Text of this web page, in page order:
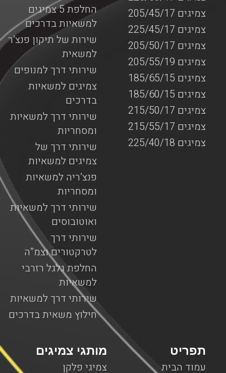
החלפת 5 צמיגים
למשאיות בדרכים
שירות של תיקון פנצ’ר
למשאית
שירותי דרך למנופים
צמיגים למשאיות
בדרכים
שירותי דרך למשאיות
ומסחריות
שירותי דרך של
צמיגים למשאיות
פנצ’ריה למשאיות
ומסחריות
שירותי דרך למשאיות
ואוטובוסים
שירותי דרך
לטרקטורים וצמ”ה
החלפת גלגל רזרבי
למשאיות
שירותי דרך למשאיות
חילוץ משאית בדרכים
צמיגים 205/45/17
צמיגים 225/45/17
צמיגים 205/50/17
צמיגים 205/55/19
צמיגים 185/65/15
צמיגים 185/60/15
צמיגים 215/50/17
צמיגים 215/55/17
צמיגים 225/40/18
מותגי צמיגים
צמיגי פלקן
תפריט
עמוד הבית